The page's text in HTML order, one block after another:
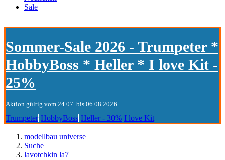
Sale
Sommer-Sale 2026 - Trumpeter *
HobbyBoss * Heller * I love Kit -
25%
Aktion gültig vom 24.07. bis 06.08.2026
Trumpeter HobbyBoss Heller - 30% I love Kit
modellbau universe
Suche
lavotchkin la7